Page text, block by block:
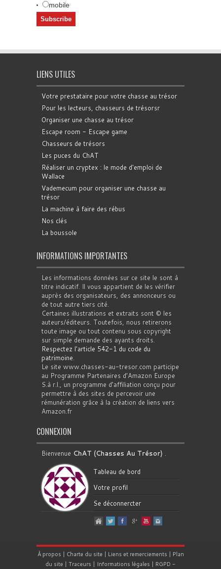
mobile
LIENS UTILES
Votre prestataire pour votre chasse au trésor
Pour les lecteurs, chasseurs de trésorsr
Organiser une chasse au trésor
Escape room - Escape game
Chasseurs de trésors
Les puces du ChAT
Réaliser un cryptex : le mode d'emploi de
Wallace
Vademecum pour organiser une chasse au
trésor
La machine à faire des rébus
Nos clés
La boussole
INFORMATIONS IMPORTANTES
Les informations données sur ce site le sont à
titre indicatif. Il vous appartient de les vérifier
auprès des organisateurs, des annonceurs ou
de tout autre tiers cité.
Certaines illustrations et extraits sont © les
auteurs/éditeurs. Toutefois, nous retirerons
toute image ou tout contenu sous copyright
sur simple demande des ayants droits.
Respectez l'article 542-1 du code du
patrimoine.
Le site www.chasses-au-tresor.com participe
au Programme Partenaires d’Amazon Europe
S.à r.l., un programme d’affiliation conçu pour
permettre à des sites de percevoir une
rémunération grâce à la création de liens vers
Amazon.fr
CONNEXION
Bienvenue ChAT (Chasses Au Trésor) .
Tableau de bord
Votre profil
Se déconnercter
À propos | Charte du site | Liens et remerciements | Plan
du site | Traceurs | Informations légales | RGPD -